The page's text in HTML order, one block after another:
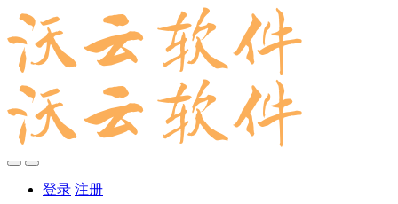
登录 注册